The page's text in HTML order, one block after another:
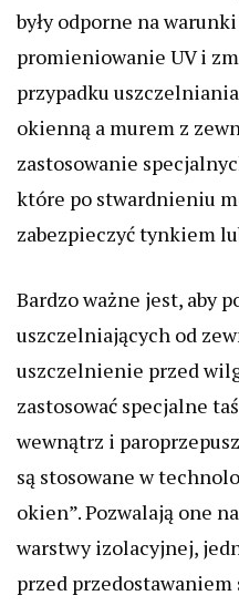
były odporne na
promieniowanie UV i
przypadku
okienną a murem z
zastosowanie
które po stwardnieniu
zabezpieczyć tynkiem
Bardzo ważne jest, aby
uszczelniających od
uszczelnienie przed
zastosować specjalne
wewnątrz i
są stosowane w
okien”. Pozwalają one
warstwy izolacyjnej,
przed przedostawaniem